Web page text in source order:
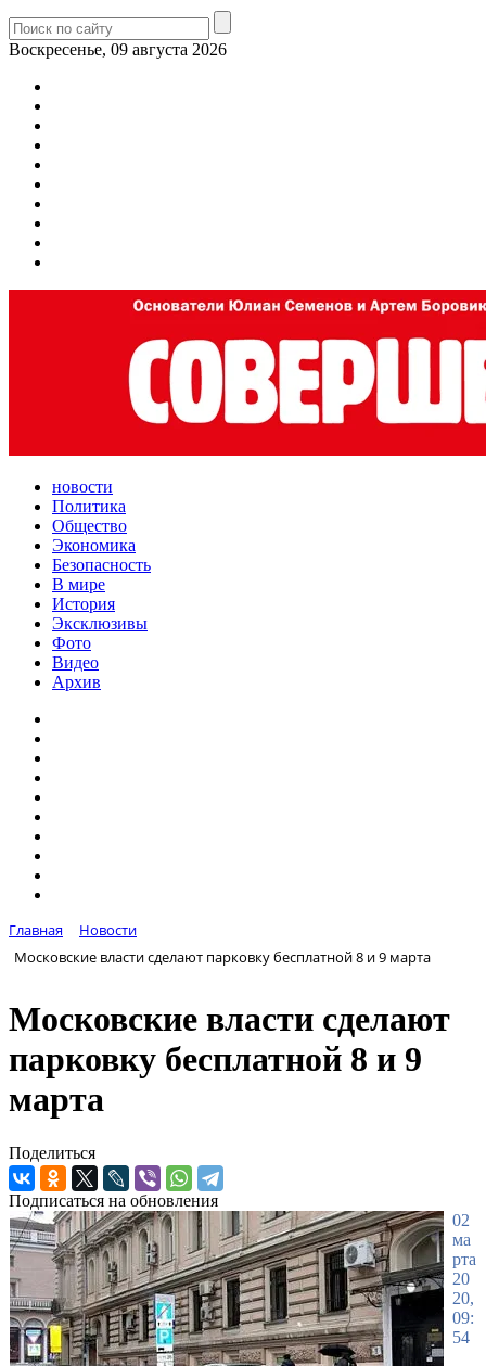
Воскресенье, 09 августа 2026
новости
Политика
Общество
Экономика
Безопасность
В мире
История
Эксклюзивы
Фото
Видео
Архив
Главная
Новости
Московские власти сделают парковку бесплатной 8 и 9 марта
Московские власти сделают
парковку бесплатной 8 и 9
марта
Поделиться
Подписаться на обновления
02
ма
рта
20
20,
09:
54